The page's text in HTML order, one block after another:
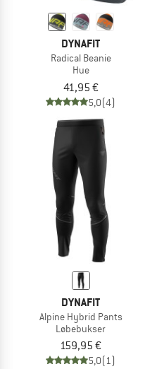
DYNAFIT
Radical Beanie
Hue
41,95 €
5,0(4)
DYNAFIT
Alpine Hybrid Pants
Løbebukser
159,95 €
5,0(1)